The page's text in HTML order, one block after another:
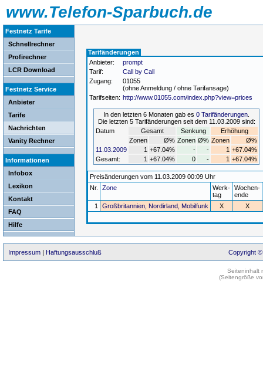
www.Telefon-Sparbuch.de
Festnetz Tarife
Schnellrechner
Profirechner
LCR Download
Festnetz Service
Anbieter
Tarife
Nachrichten
Vanity Rechner
Informationen
Infobox
Lexikon
Kontakt
FAQ
Hilfe
Tarifänderungen
Anbieter:
prompt
Tarif:
Call by Call
Zugang:
01055
(ohne Anmeldung / ohne Tarifansage)
Tarifseiten: http://www.01055.com/index.php?view=prices
In den letzten 6 Monaten gab es 0 Tarifänderungen
Die letzten 5 Tarifänderungen seit dem 11.03.2009 sind:
Datum
Gesamt Senkung
Erhöhung
Zonen
Ø% Zonen Ø% Zonen
Ø%
11.03.2009
1 +67.04% - - 1 +67.04%
Gesamt:
1 +67.04% 0 - 1 +67.04%
Preisänderungen vom 11.03.2009 00:09 Uhr
Nr.
Zone
Werk-
tag
Wochen-
ende
1
Großbritannien, Nordirland, Mobilfunk X X
Impressum | Haftungsausschluß Copyright ©
Seiteninhalt
(Seitengröße